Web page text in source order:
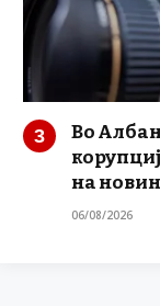
Во
на
06/08/2026